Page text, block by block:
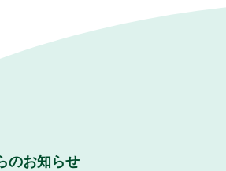
のお知らせ